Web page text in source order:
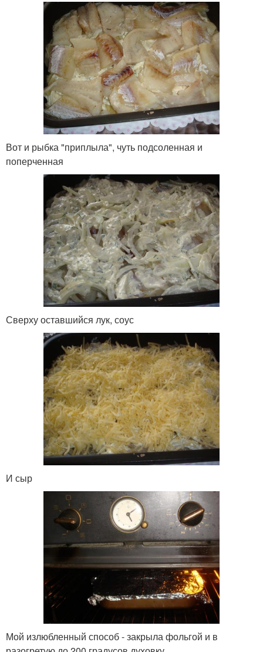
Вот и рыбка "приплыла", чуть подсоленная и
поперченная
Сверху оставшийся лук, соус
И сыр
Мой излюбленный способ - закрыла фольгой и в